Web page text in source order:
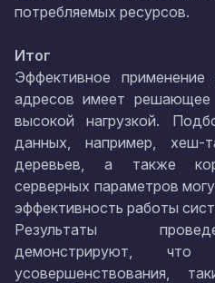
потребляемых ресурсов.
Итог
Эффективное
адресов имеет решающее
высокой нагрузкой.
данных, например, хеш-
деревьев, а также
серверных параметров
эффективность работы
Результаты
демонстрируют,
усовершенствования,